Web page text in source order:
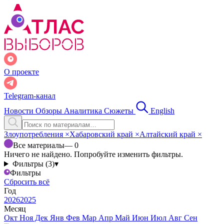
О проекте
Telegram-канал
Новости Обзоры Аналитика Сюжеты English
Злоупотребления ×Хабаровский край ×Алтайский край ×
Все материалы— 0
Ничего не найдено. Попробуйте изменить фильтры.
Фильтры (3)▾
Фильтры
Сбросить всё
Год
20262025
Месяц
Окт Ноя Дек Янв Фев Мар Апр Май Июн Июл Авг Сен